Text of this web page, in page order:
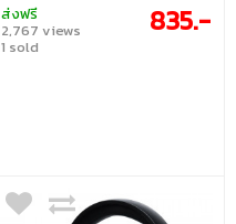
ส่งฟรี
2,767 views
1 sold
835.-